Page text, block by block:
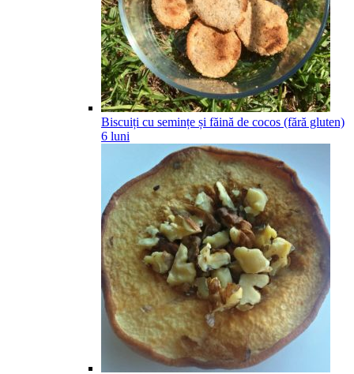
Biscuiți cu semințe și făină de cocos (fără gluten)
6 luni